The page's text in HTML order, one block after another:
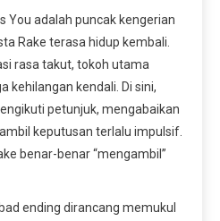
You adalah puncak kengerian
Rake terasa hidup kembali.
rasa takut, tokoh utama
kehilangan kendali. Di sini,
petunjuk, mengabaikan
keputusan terlalu impulsif.
benar-benar “mengambil”
ending dirancang memukul